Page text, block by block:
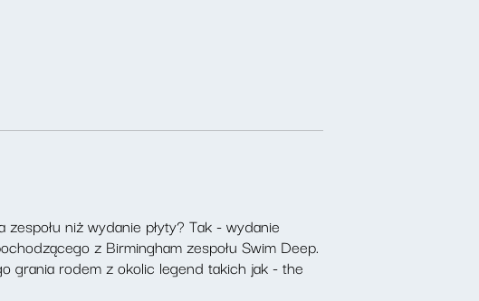
niż wydanie płyty? Tak - wydanie
z Birmingham zespołu Swim Deep.
grania rodem z okolic legend takich jak - the